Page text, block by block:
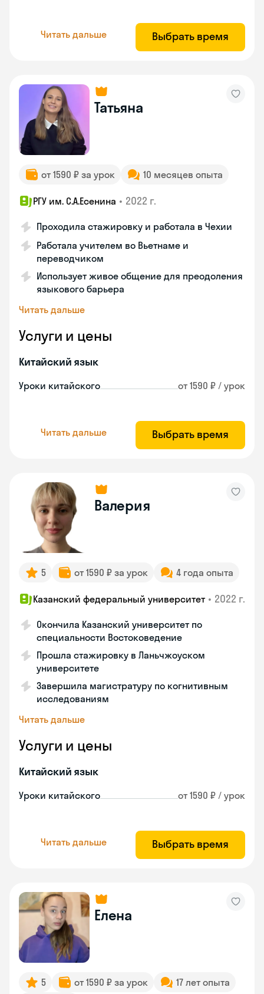
Читать дальше Выбрать время
Татьяна
от 1590 ₽ за урок 10 месяцев опыта
РГУ им. С.А.Есенина • 2022 г.
Проходила стажировку и работала в Чехии
Работала учителем во Вьетнаме и
переводчиком
Использует живое общение для преодоления
языкового барьера
Читать дальше
Услуги и цены
Китайский язык
Уроки китайского от 1590 ₽ / урок
Читать дальше Выбрать время
Валерия
5 от 1590 ₽ за урок 4 года опыта
Казанский федеральный университет • 2022 г.
Окончила Казанский университет по
специальности Востоковедение
Прошла стажировку в Ланьчжоуском
университете
Завершила магистратуру по когнитивным
исследованиям
Читать дальше
Услуги и цены
Китайский язык
Уроки китайского от 1590 ₽ / урок
Читать дальше Выбрать время
Елена
5 от 1590 ₽ за урок
17 лет опыта